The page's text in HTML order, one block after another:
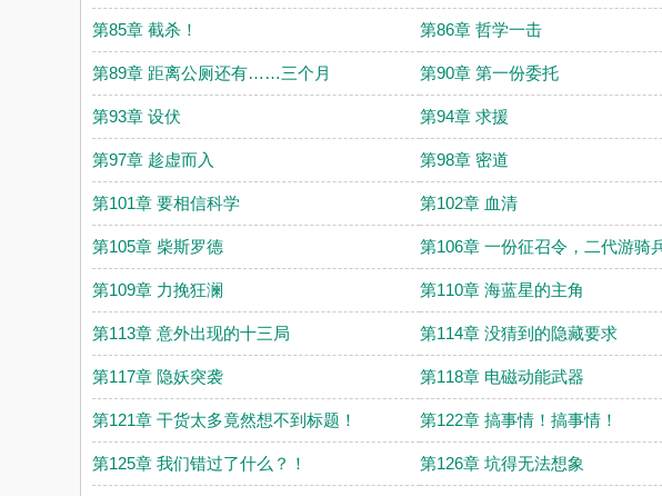
第85章 截杀！ 第86章 哲学一击
第89章 距离公厕还有……三个月 第90章 第一份委托
第93章 设伏 第94章 求援
第97章 趁虚而入 第98章 密道
第101章 要相信科学 第102章 血清
第105章 柴斯罗德 第106章 一份征召令，二代游骑
第109章 力挽狂澜 第110章 海蓝星的主角
第113章 意外出现的十三局 第114章 没猜到的隐藏要求
第117章 隐妖突袭 第118章 电磁动能武器
第121章 干货太多竟然想不到标题！ 第122章 搞事情！搞事情！
第125章 我们错过了什么？！ 第126章 坑得无法想象